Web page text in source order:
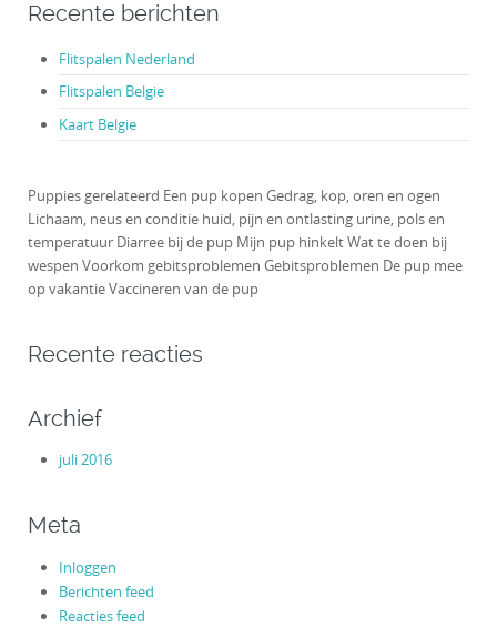
Recente berichten
Flitspalen Nederland
Flitspalen Belgie
Kaart Belgie
Puppies gerelateerd Een pup kopen Gedrag, kop, oren en ogen
Lichaam, neus en conditie huid, pijn en ontlasting urine, pols en
temperatuur Diarree bij de pup Mijn pup hinkelt Wat te doen bij
wespen Voorkom gebitsproblemen Gebitsproblemen De pup mee
op vakantie Vaccineren van de pup
Recente reacties
Archief
juli 2016
Meta
Inloggen
Berichten feed
Reacties feed